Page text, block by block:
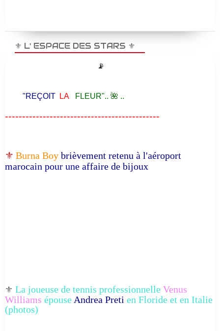
⚜️ L' ESPACE DES STARS ⚜️
📡
"REÇOIT LA FLEUR".. 🌺 ..
---------------------------------------------
⚜️ Burna Boy brièvement retenu à l'aéroport
marocain pour une affaire de bijoux
⚜️ La joueuse de tennis professionnelle Venus
Williams épouse Andrea Preti en Floride et en Italie
(photos)